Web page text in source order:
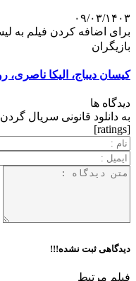
۰۹/۰۳/۱۴۰۳
برای اضافه کردن فیلم به
بازیگران
کیسان دیباج، الیکا
دیدگاه ها
به دانلود قانونی سریال
[ratings]
دیدگاهی ثبت نشده!!!
فیلم مرتبط